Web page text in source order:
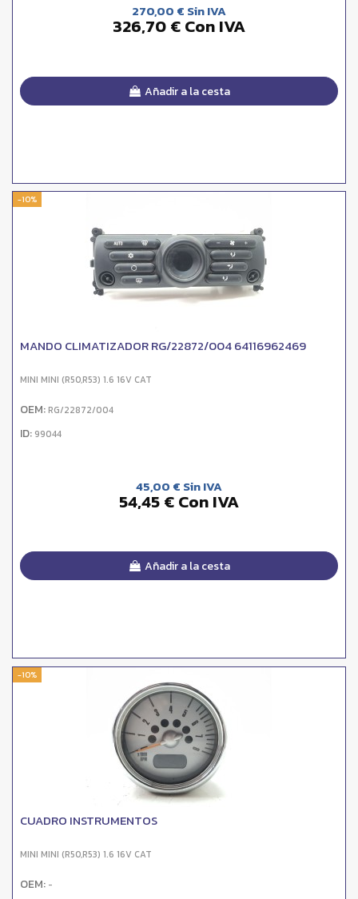
270,00 € Sin IVA
326,70 € Con IVA
Añadir a la cesta
-10%
MANDO CLIMATIZADOR RG/22872/004 64116962469
MINI MINI (R50,R53) 1.6 16V CAT
OEM: RG/22872/004
ID: 99044
45,00 € Sin IVA
54,45 € Con IVA
Añadir a la cesta
-10%
CUADRO INSTRUMENTOS
MINI MINI (R50,R53) 1.6 16V CAT
OEM: -